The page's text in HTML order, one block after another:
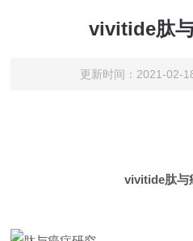
vivitide肽
更新时间：2021-
vivitide肽与